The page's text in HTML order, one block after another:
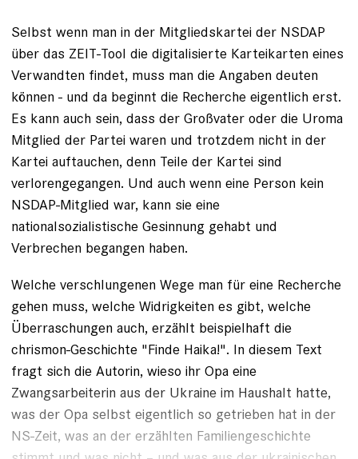
Selbst wenn man in der Mitgliedskartei der NSDAP
über das ZEIT-Tool die digitalisierte Karteikarten eines
Verwandten findet, muss man die Angaben deuten
können - und da beginnt die Recherche eigentlich erst.
Es kann auch sein, dass der Großvater oder die Uroma
Mitglied der Partei waren und trotzdem nicht in der
Kartei auftauchen, denn Teile der Kartei sind
verlorengegangen. Und auch wenn eine Person kein
NSDAP-Mitglied war, kann sie eine
nationalsozialistische Gesinnung gehabt und
Verbrechen begangen haben.
Welche verschlungenen Wege man für eine Recherche
gehen muss, welche Widrigkeiten es gibt, welche
Überraschungen auch, erzählt beispielhaft die
chrismon-Geschichte "Finde Haika!". In diesem Text
fragt sich die Autorin, wieso ihr Opa eine
Zwangsarbeiterin aus der Ukraine im Haushalt hatte,
was der Opa selbst eigentlich so getrieben hat in der
NS-Zeit, was an der erzählten Familiengeschichte